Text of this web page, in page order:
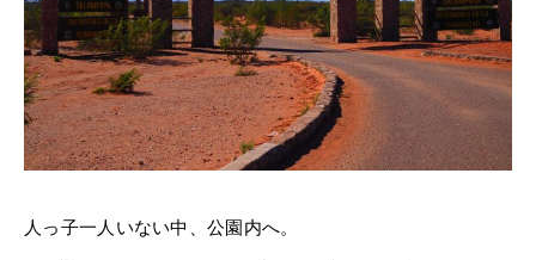
人っ子一人いない中、公園内へ。